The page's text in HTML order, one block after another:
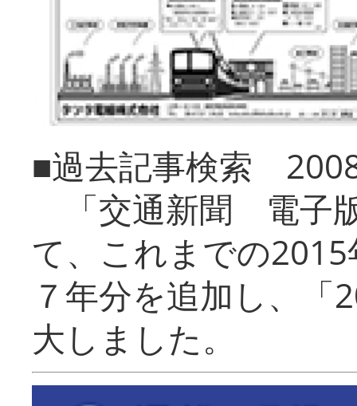
■過去記事検索
「交通新聞 電子
て、これまでの
７年分を追加し、「
大しまし